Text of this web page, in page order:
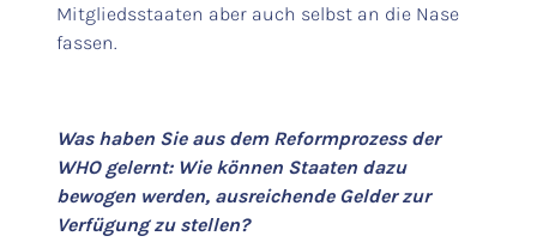
Mitgliedsstaaten aber auch selbst an die Nase
fassen.
Was haben Sie aus dem Reformprozess der
WHO gelernt: Wie können Staaten dazu
bewogen werden, ausreichende Gelder zur
Verfügung zu stellen?